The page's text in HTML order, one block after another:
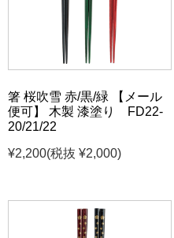
箸 桜吹雪 赤/黒/緑 【メール
便可】 木製 漆塗り FD22-
20/21/22
¥2,200(税抜 ¥2,000)